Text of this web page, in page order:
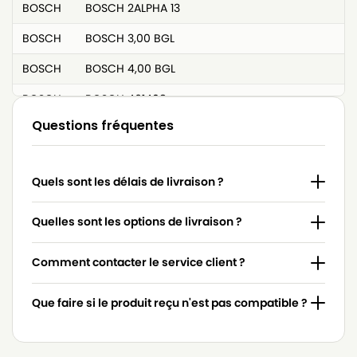
BOSCH
BOSCH 2ALPHA 13
BOSCH
BOSCH 3,00 BGL
BOSCH
BOSCH 4,00 BGL
BOSCH
BOSCH 461408
BOSCH
BOSCH 468383
BOSCH
BOSCH 576863
BOSCH
BOSCH 577318
BOSCH
BOSCH 8,00 BGL
BOSCH
BOSCH ACTIVA 5000 à 9000
BOSCH
BOSCH ACTIVA 60 à 69
Questions fréquentes
Quels sont les délais de livraison ?
Quelles sont les options de livraison ?
Comment contacter le service client ?
Que faire si le produit reçu n'est pas compatible ?